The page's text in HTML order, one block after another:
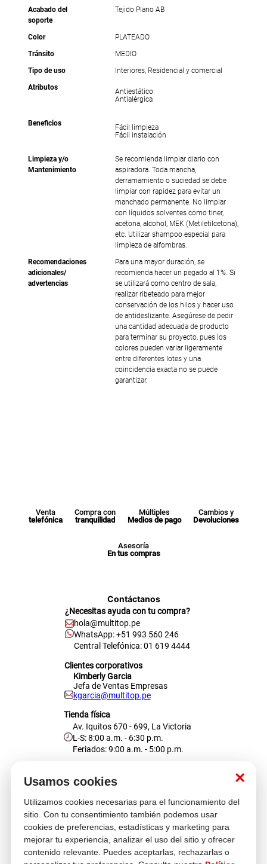
×
Usamos cookies
Utilizamos cookies necesarias para el funcionamiento del
sitio. Con tu consentimiento también podemos usar
cookies de preferencias, estadísticas y marketing para
mejorar tu experiencia, analizar el uso del sitio y ofrecer
contenido relevante. Puedes aceptarlas, rechazarlas o
Acabado del
soporte
Tejido Plano AB
Color
PLATEADO
Tránsito
MEDIO
Tipo de uso
Interiores, Residencial y comercial
Atributos
Antiestático
Antialérgica
Beneficios
Fácil limpieza
Fácil instalación
Limpieza y/o
Mantenimiento
Se recomienda limpiar diario con
aspiradora. Toda mancha,
derramamiento o suciedad se debe
limpiar con rapidez para evitar un
manchado permanente. No limpiar
con líquidos solventes como tiner,
acetona, alcohol, MEK (Metiletilcetona),
etc. Utilizar shampoo especial para
limpieza de alfombras.
Recomendaciones
adicionales/
advertencias
Para una mayor duración, se
recomienda hacer un pegado al 1%. Si
se utilizará como centro de sala,
realizar ribeteado para mejor
conservación de los hilos y hacer uso
de antideslizante. Asegúrese de pedir
una cantidad adecuada de producto
para terminar su proyecto, pues los
colores pueden variar ligeramente
entre diferentes lotes y una
coincidencia exacta no se puede
garantizar.
Venta
telefónica
Compra con
tranquilidad
Múltiples
Medios de pago
Cambios y
Devoluciones
Asesoría
En tus compras
Contáctanos
¿Necesitas ayuda con tu compra?
hola@multitop.pe
WhatsApp: +51 993 560 246
Central Telefónica: 01 619 4444
Clientes corporativos
Kimberly Garcia
Jefa de Ventas Empresas
kgarcia@multitop.pe
Tienda física
Av. Iquitos 670 - 699, La Victoria
L-S: 8:00 a.m. - 6:30 p.m.
Feriados: 9:00 a.m. - 5:00 p.m.
Atención al cliente
Descubre más